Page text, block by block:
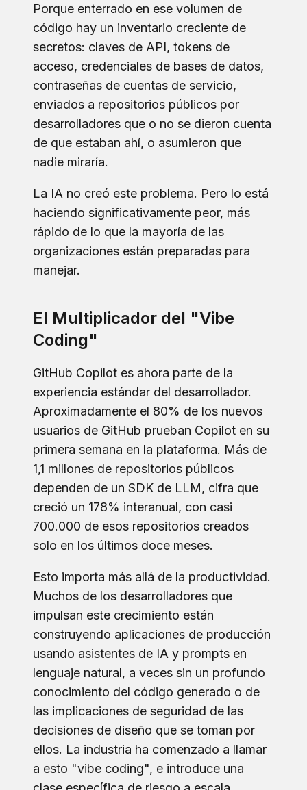
Porque enterrado en ese volumen de
código hay un inventario creciente de
secretos: claves de API, tokens de
acceso, credenciales de bases de datos,
contraseñas de cuentas de servicio,
enviados a repositorios públicos por
desarrolladores que o no se dieron cuenta
de que estaban ahí, o asumieron que
nadie miraría.
La IA no creó este problema. Pero lo está
haciendo significativamente peor, más
rápido de lo que la mayoría de las
organizaciones están preparadas para
manejar.
El Multiplicador del "Vibe
Coding"
GitHub Copilot es ahora parte de la
experiencia estándar del desarrollador.
Aproximadamente el 80% de los nuevos
usuarios de GitHub prueban Copilot en su
primera semana en la plataforma. Más de
1,1 millones de repositorios públicos
dependen de un SDK de LLM, cifra que
creció un 178% interanual, con casi
700.000 de esos repositorios creados
solo en los últimos doce meses.
Esto importa más allá de la productividad.
Muchos de los desarrolladores que
impulsan este crecimiento están
construyendo aplicaciones de producción
usando asistentes de IA y prompts en
lenguaje natural, a veces sin un profundo
conocimiento del código generado o de
las implicaciones de seguridad de las
decisiones de diseño que se toman por
ellos. La industria ha comenzado a llamar
a esto "vibe coding", e introduce una